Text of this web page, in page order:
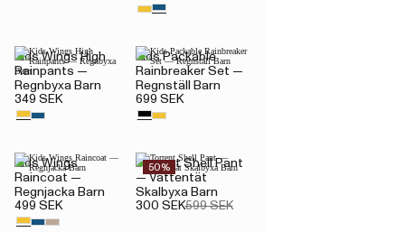
Kids Wings High
Rainpants —
Regnbyxa Barn
349 SEK
Kids Packable
Rainbreaker Set —
Regnställ Barn
699 SEK
Kids Wings
Raincoat —
Regnjacka Barn
499 SEK
50%
Torrent Shell Pant
— Vattentät
Skalbyxa Barn
300 SEK599 SEK